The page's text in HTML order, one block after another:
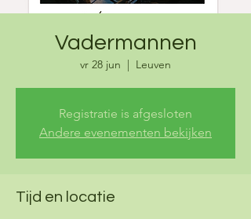
Vadermannen
vr 28 jun
  |
Leuven
Registratie is afgesloten
Andere evenementen bekijken
Tijd en locatie